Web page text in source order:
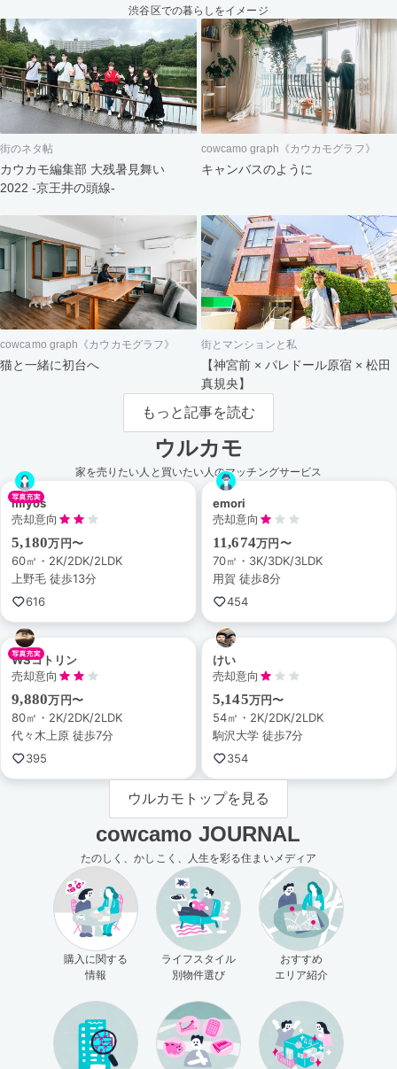
渋谷区での暮らしをイメージ
街のネタ帖
カウカモ編集部 大残暑見舞い
2022 -京王井の頭線-
cowcamo graph《カウカモグラフ》
キャンバスのように
cowcamo graph《カウカモグラフ》
猫と一緒に初台へ
街とマンションと私
【神宮前 × パレドール原宿 × 松田
真規央】
もっと記事を読む
ウルカモ
家を売りたい人と買いたい人のマッチングサービス
miyos
売却意向
5,180万円〜
60㎡・2K/2DK/2LDK
上野毛 徒歩13分
616
emori
売却意向
11,674万円〜
70㎡・3K/3DK/3LDK
用賀 徒歩8分
454
WSコトリン
売却意向
9,880万円〜
80㎡・2K/2DK/2LDK
代々木上原 徒歩7分
395
けい
売却意向
5,145万円〜
54㎡・2K/2DK/2LDK
駒沢大学 徒歩7分
354
ウルカモトップを見る
cowcamo JOURNAL
たのしく、かしこく、人生を彩る住まいメディア
購入に関する
情報
ライフスタイル
別物件選び
おすすめ
エリア紹介